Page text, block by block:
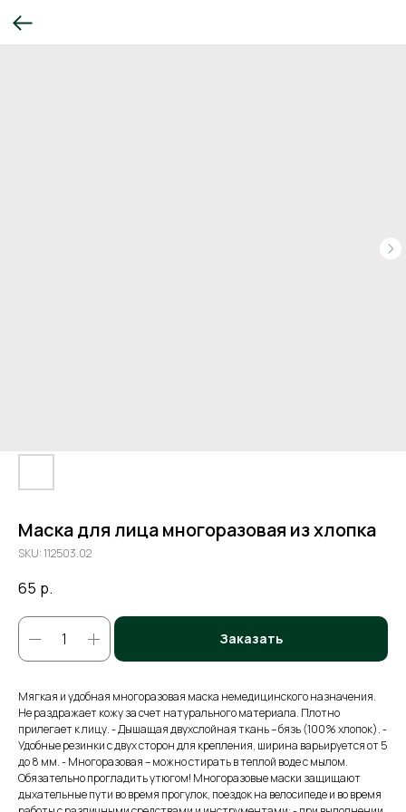
Маска для лица многоразовая из хлопка
SKU:112503.02
65 р.
Заказать
Мягкая и удобная многоразовая маска немедицинского назначения.
Не раздражает кожу за счет натурального материала. Плотно
прилегает к лицу. - Дышащая двухслойная ткань – бязь (100% хлопок). -
Удобные резинки с двух сторон для крепления, ширина варьируется от 5
до 8 мм. - Многоразовая – можно стирать в теплой воде с мылом.
Обязательно прогладить утюгом! Многоразовые маски защищают
дыхательные пути во время прогулок, поездок на велосипеде и во время